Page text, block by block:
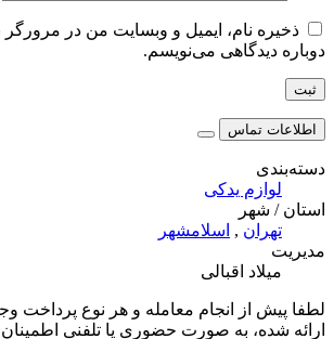
ذخیره نام، ایمیل و وبسایت من در مرورگر
دوباره دیدگاهی می‌نویسم.
اطلاعات تماس
دسته‌بندی
لوازم یدکی
استان / شهر
تهران, اسلامشهر
مدیریت
میلاد اقبالی
لطفا پیش از انجام معامله و هر نوع پرداخت
ارائه شده، به صورت حضوری یا تلفنی